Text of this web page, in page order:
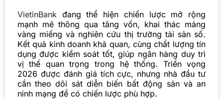
VietinBank đang thể hiện chiến lược mở rộng
mạnh mẽ thông qua tăng vốn, khai thác mảng
vàng miếng và nghiên cứu thị trường tài sản số.
Kết quả kinh doanh khả quan, cùng chất lượng tín
dụng được kiểm soát tốt, giúp ngân hàng duy trì
vị thế quan trọng trong hệ thống. Triển vọng
2026 được đánh giá tích cực, nhưng nhà đầu tư
cần theo dõi sát diễn biến bất động sản và an
ninh mạng để có chiến lược phù hợp.